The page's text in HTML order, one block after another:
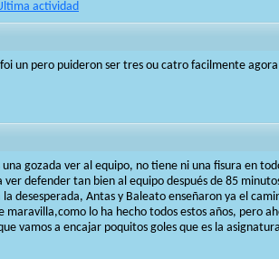
actividad
un pero puideron ser tres ou catro facilmente
gozada ver al equipo, no tiene ni una fisura en
ver defender tan bien al equipo después de 85
desesperada, Antas y Baleato enseñaron ya el
maravilla,como lo ha hecho todos estos años, pero
vamos a encajar poquitos goles que es la